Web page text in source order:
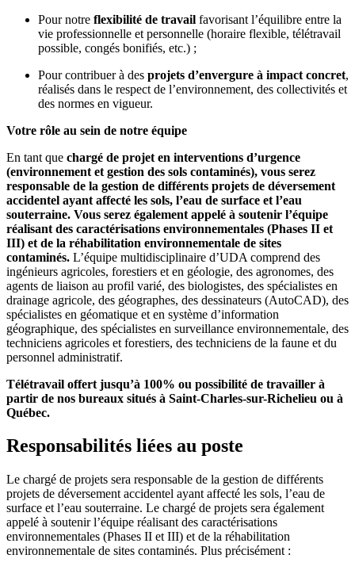
Pour notre flexibilité de travail favorisant l’équilibre entre la
vie professionnelle et personnelle (horaire flexible, télétravail
possible, congés bonifiés, etc.) ;
Pour contribuer à des projets d’envergure à impact concret,
réalisés dans le respect de l’environnement, des collectivités et
des normes en vigueur.
Votre rôle au sein de notre équipe
En tant que chargé de projet en interventions d’urgence
(environnement et gestion des sols contaminés), vous serez
responsable de la gestion de différents projets de déversement
accidentel ayant affecté les sols, l’eau de surface et l’eau
souterraine. Vous serez également appelé à soutenir l’équipe
réalisant des caractérisations environnementales (Phases II et
III) et de la réhabilitation environnementale de sites
contaminés. L’équipe multidisciplinaire d’UDA comprend des
ingénieurs agricoles, forestiers et en géologie, des agronomes, des
agents de liaison au profil varié, des biologistes, des spécialistes en
drainage agricole, des géographes, des dessinateurs (AutoCAD), des
spécialistes en géomatique et en système d’information
géographique, des spécialistes en surveillance environnementale, des
techniciens agricoles et forestiers, des techniciens de la faune et du
personnel administratif.
Télétravail offert jusqu’à 100% ou possibilité de travailler à
partir de nos bureaux situés à Saint-Charles-sur-Richelieu ou à
Québec.
Responsabilités liées au poste
Le chargé de projets sera responsable de la gestion de différents
projets de déversement accidentel ayant affecté les sols, l’eau de
surface et l’eau souterraine. Le chargé de projets sera également
appelé à soutenir l’équipe réalisant des caractérisations
environnementales (Phases II et III) et de la réhabilitation
environnementale de sites contaminés. Plus précisément :